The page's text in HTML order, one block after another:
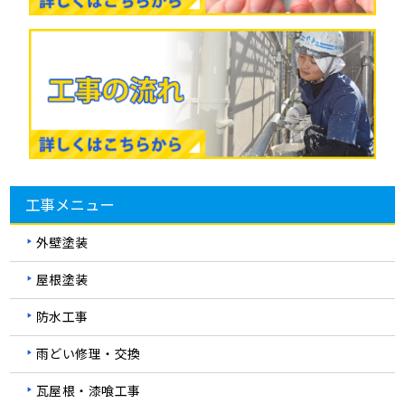
工事メニュー
外壁塗装
屋根塗装
防水工事
雨どい修理・交換
瓦屋根・漆喰工事